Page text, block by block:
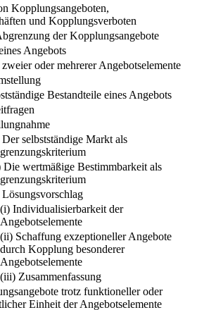
Kopplungsangeboten,
und Kopplungsverboten
der Kopplungsangebote
Angebots
oder mehrerer Angebotselemente
Bestandteile eines Angebots
Der selbstständige Markt als
Die wertmäßige Bestimmbarkeit als
Lösungsvorschlag
(i) Individualisierbarkeit der
Angebotselemente
(ii) Schaffung exzeptioneller Angebote
durch Kopplung besonderer
Angebotselemente
(iii) Zusammenfassung
trotz funktioneller oder
Einheit der Angebotselemente